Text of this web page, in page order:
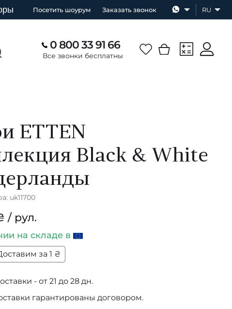
Посетить шоурум Заказать звонок RU
0 800 33 91 66
Все звонки бесплатны
ETTEN
Black & White
uk11700
/ рул.
на складе в
за 1 ₴
- от 21 до 28 дн.
гарантированы договором.